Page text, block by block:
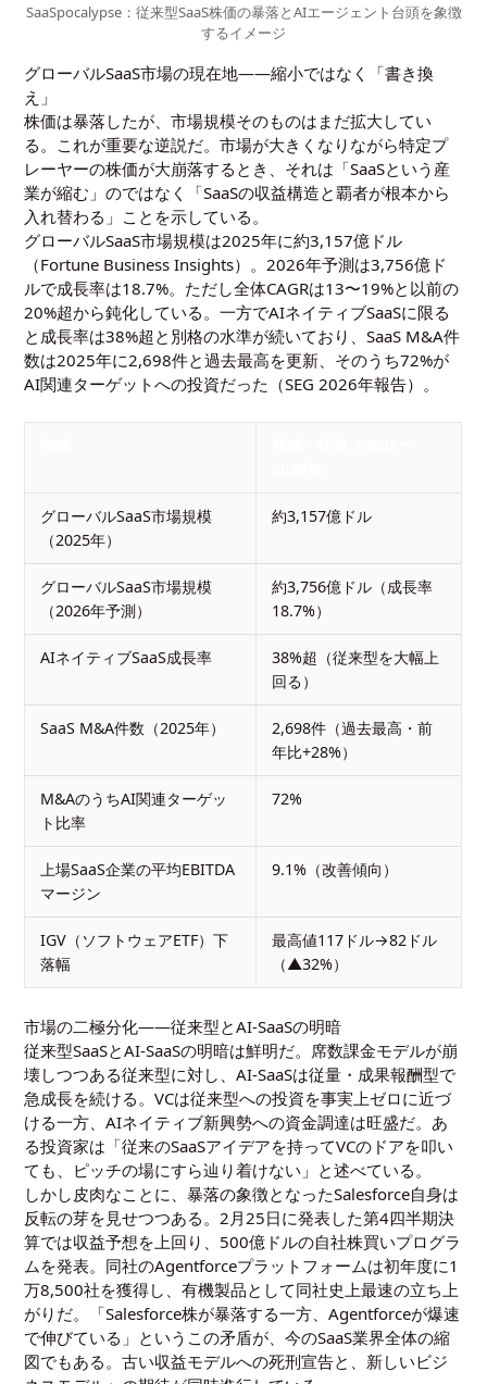
SaaSpocalypse：従来型SaaS株価の暴落とAIエージェント台頭を象徴
するイメージ
グローバルSaaS市場の現在地――縮小ではなく「書き換
え」
株価は暴落したが、市場規模そのものはまだ拡大してい
る。これが重要な逆説だ。市場が大きくなりながら特定プ
レーヤーの株価が大崩落するとき、それは「SaaSという産
業が縮む」のではなく「SaaSの収益構造と覇者が根本から
入れ替わる」ことを示している。
グローバルSaaS市場規模は2025年に約3,157億ドル
（Fortune Business Insights）。2026年予測は3,756億ド
ルで成長率は18.7%。ただし全体CAGRは13〜19%と以前の
20%超から鈍化している。一方でAIネイティブSaaSに限る
と成長率は38%超と別格の水準が続いており、SaaS M&A件
数は2025年に2,698件と過去最高を更新、そのうち72%が
AI関連ターゲットへの投資だった（SEG 2026年報告）。
グローバルSaaS市場規模
（2025年）
約3,157億ドル
グローバルSaaS市場規模
（2026年予測）
約3,756億ドル（成長率
18.7%）
AIネイティブSaaS成長率
38%超（従来型を大幅上
回る）
SaaS M&A件数（2025年）
2,698件（過去最高・前
年比+28%）
M&AのうちAI関連ターゲッ
ト比率
72%
上場SaaS企業の平均EBITDA
マージン
9.1%（改善傾向）
IGV（ソフトウェアETF）下
落幅
最高値117ドル→82ドル
（▲32%）
市場の二極分化――従来型とAI-SaaSの明暗
従来型SaaSとAI-SaaSの明暗は鮮明だ。席数課金モデルが崩
壊しつつある従来型に対し、AI-SaaSは従量・成果報酬型で
急成長を続ける。VCは従来型への投資を事実上ゼロに近づ
ける一方、AIネイティブ新興勢への資金調達は旺盛だ。あ
る投資家は「従来のSaaSアイデアを持ってVCのドアを叩い
ても、ピッチの場にすら辿り着けない」と述べている。
しかし皮肉なことに、暴落の象徴となったSalesforce自身は
反転の芽を見せつつある。2月25日に発表した第4四半期決
算では収益予想を上回り、500億ドルの自社株買いプログラ
ムを発表。同社のAgentforceプラットフォームは初年度に1
万8,500社を獲得し、有機製品として同社史上最速の立ち上
がりだ。「Salesforce株が暴落する一方、Agentforceが爆速
で伸びている」というこの矛盾が、今のSaaS業界全体の縮
図でもある。古い収益モデルへの死刑宣告と、新しいビジ